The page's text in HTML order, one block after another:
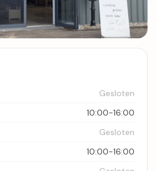
Gesloten
10:00-16:00
Gesloten
10:00-16:00